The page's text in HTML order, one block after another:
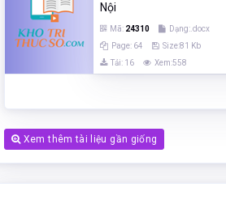
Nội
Mã: 24310
Dạng:.docx
Page: 64
Size:81 Kb
Tải: 16
Xem:558
Xem thêm tài liệu gần giống